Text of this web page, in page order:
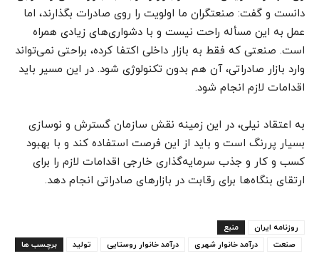
دانست و گفت: صنعتگران ما اولویت را روی صادرات بگذارند، اما
عمل به این مسأله راحت نیست و با دشواری‌های زیادی همراه
است. صنعتی که فقط به بازار داخلی اکتفا کرده، براحتی نمی‌تواند
وارد بازار صادراتی، آن هم بدون تکنولوژی شود. در این مسیر باید
اقدامات لازم انجام شود.
به اعتقاد نیلی، در این زمینه نقش سازمان گسترش و نوسازی
بسیار پررنگ است و باید از این فرصت استفاده کند و با بهبود
کسب و کار و جذب سرمایه‌گذاری خارجی اقدامات لازم را برای
ارتقای بنگاه‌ها برای رقابت در بازارهای صادراتی انجام دهد.
منبع
روزنامه ایران
برچسب ها
تولید درآمد خانوار روستایی درآمد خانوار شهری صنعت